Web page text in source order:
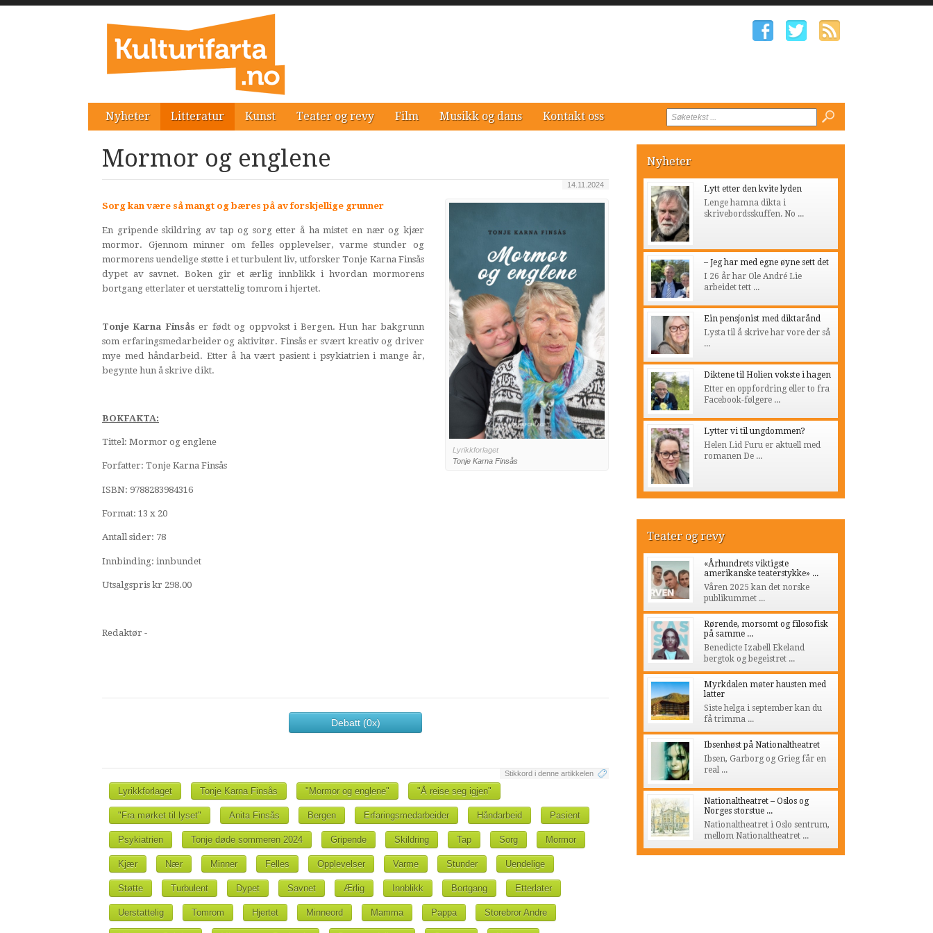
Nyheter Litteratur Kunst Teater og revy Film Musikk og dans Kontakt oss
Mormor og englene
14.11.2024
Lyrikkforlaget
Tonje Karna Finsås
Sorg kan være så mangt og bæres på av forskjellige grunner
En gripende skildring av tap og sorg etter å ha mistet en nær og kjær
mormor. Gjennom minner om felles opplevelser, varme stunder og
mormorens uendelige støtte i et turbulent liv, utforsker Tonje Karna Finsås
dypet av savnet. Boken gir et ærlig innblikk i hvordan mormorens
bortgang etterlater et uerstattelig tomrom i hjertet.
Tonje Karna Finsås er født og oppvokst i Bergen. Hun har bakgrunn
som erfaringsmedarbeider og aktivitør. Finsås er svært kreativ og driver
mye med håndarbeid. Etter å ha vært pasient i psykiatrien i mange år,
begynte hun å skrive dikt.
BOKFAKTA:
Tittel: Mormor og englene
Forfatter: Tonje Karna Finsås
ISBN: 9788283984316
Format: 13 x 20
Antall sider: 78
Innbinding: innbundet
Utsalgspris kr 298.00
Redaktør -
Debatt (0x)
Stikkord i denne artikkelen
Lyrikkforlaget Tonje Karna Finsås "Mormor og englene" "Å reise seg igjen"
"Fra mørket til lyset" Anita Finsås Bergen Erfaringsmedarbeider Håndarbeid Pasient
Psykiatrien Tonje døde sommeren 2024 Gripende Skildring Tap Sorg Mormor
Kjær Nær Minner Felles Opplevelser Varme Stunder Uendelige
Støtte Turbulent Dypet Savnet Ærlig Innblikk Bortgang Etterlater
Uerstattelig Tomrom Hjertet Minneord Mamma Pappa Storebror Andre
Nyheter
Lytt etter den kvite lyden
Lenge hamna dikta i
skrivebordsskuffen. No ...
– Jeg har med egne øyne sett det
I 26 år har Ole André Lie
arbeidet tett ...
Ein pensjonist med diktarånd
Lysta til å skrive har vore der så
...
Diktene til Holien vokste i hagen
Etter en oppfordring eller to fra
Facebook-følgere ...
Lytter vi til ungdommen?
Helen Lid Furu er aktuell med
romanen De ...
Teater og revy
«Århundrets viktigste
amerikanske teaterstykke» ...
Våren 2025 kan det norske
publikummet ...
Rørende, morsomt og filosofisk
på samme ...
Benedicte Izabell Ekeland
bergtok og begeistret ...
Myrkdalen møter hausten med
latter
Siste helga i september kan du
få trimma ...
Ibsenhøst på Nationaltheatret
Ibsen, Garborg og Grieg får en
real ...
Nationaltheatret – Oslos og
Norges storstue ...
Nationaltheatret i Oslo sentrum,
mellom Nationaltheatret ...